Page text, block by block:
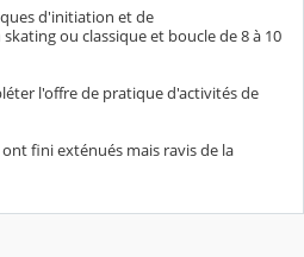
d'initiation et de
ou classique et boucle de 8 à 10
l'offre de pratique d'activités de
fini exténués mais ravis de la